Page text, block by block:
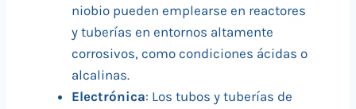
niobio pueden emplearse en reactores
y tuberías en entornos altamente
corrosivos, como condiciones ácidas o
alcalinas.
Electrónica: Los tubos y tuberías de